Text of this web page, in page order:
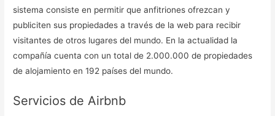
sistema consiste en permitir que anfitriones ofrezcan y
publiciten sus propiedades a través de la web para recibir
visitantes de otros lugares del mundo. En la actualidad la
compañía cuenta con un total de 2.000.000 de propiedades
de alojamiento en 192 países del mundo.
Servicios de Airbnb